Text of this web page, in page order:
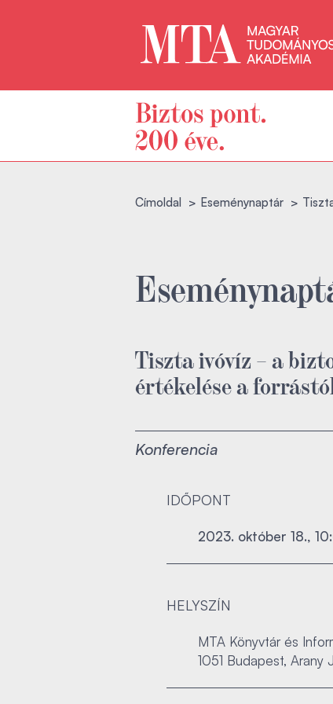
Címoldal Eseménynaptár
Tiszta ivóvíz – a
értékelése a
Konferencia
IDŐPONT
2023. október 18.,
HELYSZÍN
MTA Könyvtár és
1051 Budapest, Arany